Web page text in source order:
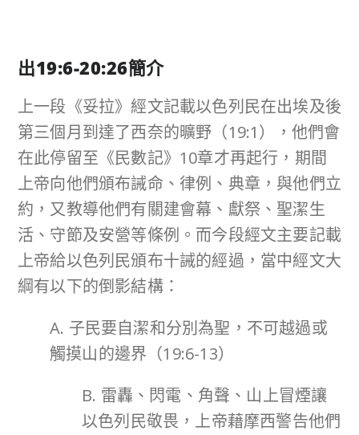
出19:6-20:26簡介
上一段《妥拉》經文記載以色列民在出埃及後
第三個月到達了西奈的曠野（19:1），他們會
在此停留至《民數記》10章才再起行，期間
上帝向他們頒布誡命、律例、典章，與他們立
約，又教導他們有關建會幕、獻祭、聖潔生
活、守節及安營等條例。而今段經文主要記載
上帝給以色列民頒布十誡的經過，當中經文大
綱有以下的倒影結構：
A. 子民要自潔和分別為聖，不可越過或
觸摸山的邊界（19:6-13）
B. 雷轟、閃電、角聲、山上冒煙讓
以色列民敬畏，上帝藉摩西警告他們